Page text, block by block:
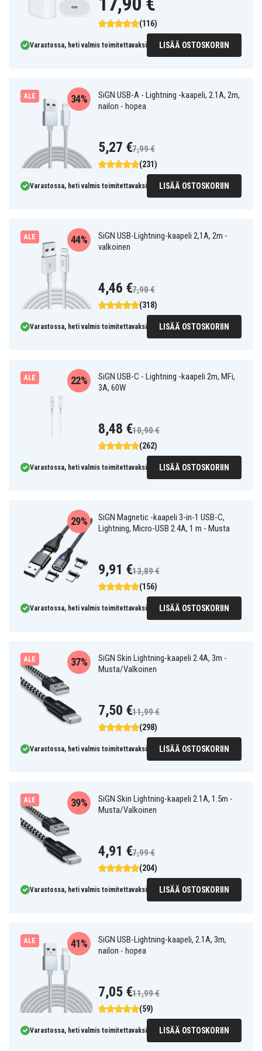
(116)
Varastossa, heti valmis toimitettavaksi LISÄÄ OSTOSKORIIN
ALE
SiGN USB-A - Lightning -kaapeli, 2.1A, 2m,
nailon - hopea
(231)
34%
5,27 €7,99 €
Varastossa, heti valmis toimitettavaksi LISÄÄ OSTOSKORIIN
ALE
SiGN USB-Lightning-kaapeli 2,1A, 2m -
valkoinen
(318)
44%
4,46 €7,90 €
Varastossa, heti valmis toimitettavaksi LISÄÄ OSTOSKORIIN
ALE
SiGN USB-C - Lightning -kaapeli 2m, MFi,
3A, 60W
(262)
22%
8,48 €10,90 €
Varastossa, heti valmis toimitettavaksi LISÄÄ OSTOSKORIIN
SiGN Magnetic -kaapeli 3-in-1 USB-C,
Lightning, Micro-USB 2.4A, 1 m - Musta
(156)
29%
9,91 €13,89 €
Varastossa, heti valmis toimitettavaksi LISÄÄ OSTOSKORIIN
ALE
SiGN Skin Lightning-kaapeli 2.4A, 3m -
Musta/Valkoinen
(298)
37%
7,50 €11,99 €
Varastossa, heti valmis toimitettavaksi LISÄÄ OSTOSKORIIN
ALE
SiGN Skin Lightning-kaapeli 2.1A, 1.5m -
Musta/Valkoinen
(204)
39%
4,91 €7,99 €
Varastossa, heti valmis toimitettavaksi LISÄÄ OSTOSKORIIN
ALE
SiGN USB-Lightning-kaapeli, 2.1A, 3m,
nailon - hopea
(59)
41%
7,05 €11,99 €
Varastossa, heti valmis toimitettavaksi LISÄÄ OSTOSKORIIN